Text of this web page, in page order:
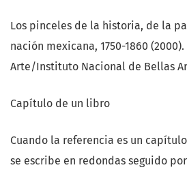
Los pinceles de la historia, de la
nación mexicana, 1750-1860
Arte/Instituto Nacional de Bellas
Capítulo de un libro
Cuando la referencia es un
se escribe en redondas seguido